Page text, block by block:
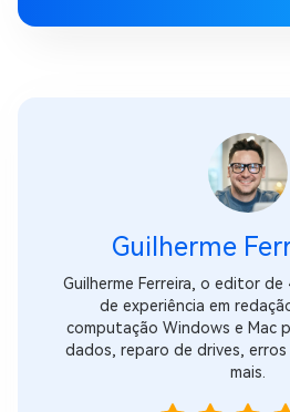
Guilherme
Guilherme Ferreira, o editor de
de experiência em
computação Windows e Mac
dados, reparo de drives,
mais.